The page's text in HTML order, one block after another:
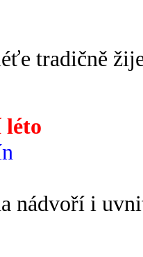
tradičně
nádvoří i